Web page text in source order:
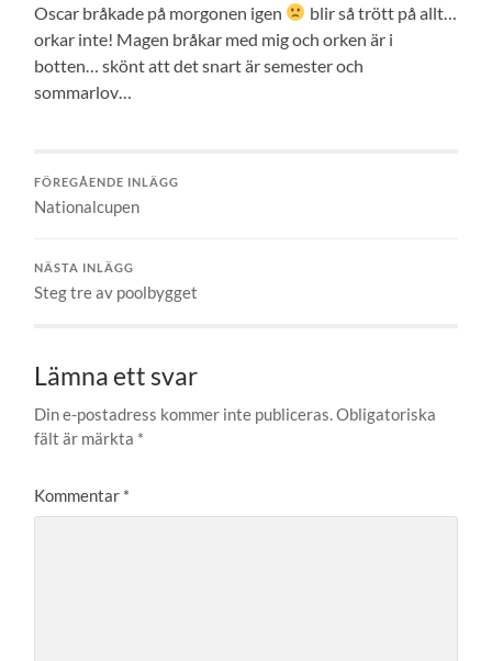
Oscar bråkade på morgonen igen
blir så trött på allt…
orkar inte! Magen bråkar med mig och orken är i
botten… skönt att det snart är semester och
sommarlov…
FÖREGÅENDE INLÄGG
Nationalcupen
NÄSTA INLÄGG
Steg tre av poolbygget
Lämna ett svar
Din e-postadress kommer inte publiceras. Obligatoriska
fält är märkta *
Kommentar *